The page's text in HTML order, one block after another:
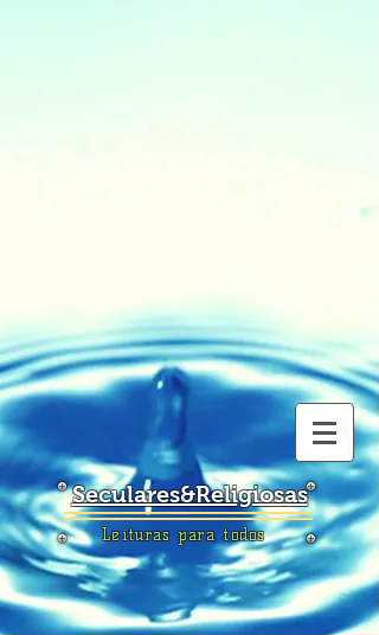
Seculares&Religiosas
Leituras para todos